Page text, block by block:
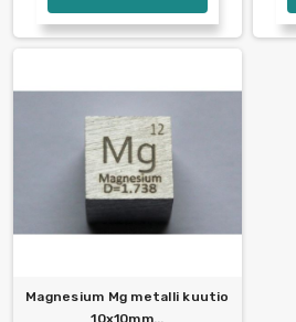
Magnesium Mg metalli kuutio
10x10mm...